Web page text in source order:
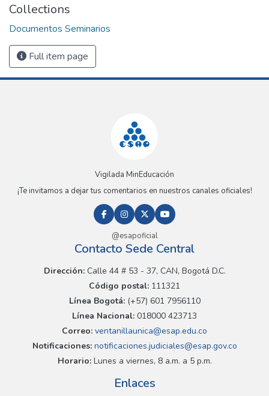
Collections
Documentos Seminarios
Full item page
Vigilada MinEducación
¡Te invitamos a dejar tus comentarios en nuestros canales oficiales!
@esapoficial
Contacto Sede Central
Dirección:Calle 44 # 53 - 37, CAN, Bogotá D.C.
Código postal: 111321
Línea Bogotá:(+57) 601 7956110
Línea Nacional: 018000 423713
Correo: ventanillaunica@esap.edu.co
Notificaciones:notificaciones.judiciales@esap.gov.co
Horario:Lunes a viernes, 8 a.m. a 5 p.m.
Enlaces